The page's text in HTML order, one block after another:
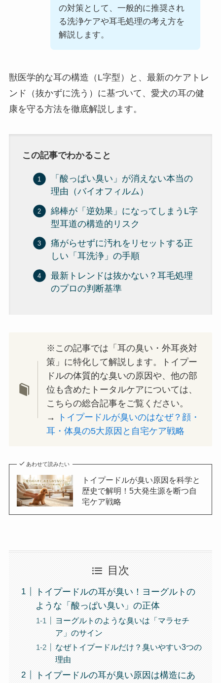
の対策として、一般的に推奨され
る洗浄ケアや耳毛処理の考え方を
解説します。
獣医学的な耳の構造（L字型）と、最新のケアトレ
ンド（抜かずに洗う）に基づいて、愛犬の耳の健
康を守る方法を徹底解説します。
この記事でわかること
「酸っぱい臭い」が消えない本当の
理由（バイオフィルム）
綿棒が「逆効果」になってしまうL字
型耳道の構造的リスク
痛がらせずに汚れをリセットする正
しい「耳洗浄」の手順
最新トレンドは抜かない？耳毛処理
のプロの判断基準
※この記事では「耳の臭い・外耳炎対
策」に特化して解説します。トイプー
ドルの体質的な臭いの原因や、他の部
位も含めたトータルケアについては、
こちらの総合記事をご覧ください。
→
トイプードルが臭いのはなぜ？顔・
耳・体臭の5大原因と自宅ケア戦略
あわせて読みたい
トイプードルが臭い原因を科学と
歴史で解明！5大発生源を断つ自
宅ケア戦略
目次
トイプードルの耳が臭い！ヨーグルトの
ような「酸っぱい臭い」の正体
ヨーグルトのような臭いは「マラセチ
ア」のサイン
なぜトイプードルだけ？臭いやすい3つの
理由
トイプードルの耳が臭い原因は構造にあ